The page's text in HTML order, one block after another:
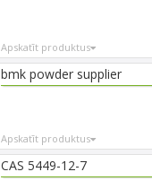
Apskatīt produktus
bmk powder supplier
Apskatīt produktus
CAS 5449-12-7